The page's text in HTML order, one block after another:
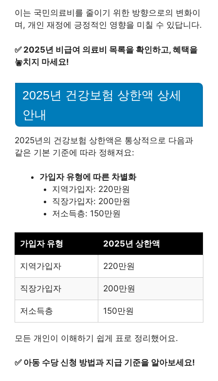
이는 국민의료비를 줄이기 위한 방향으로의 변화이
며, 개인 재정에 긍정적인 영향을 미칠 수 있답니다.
✅ 2025년 비급여 의료비 목록을 확인하고, 혜택을
놓치지 마세요!
2025년 건강보험 상한액 상세
안내
2025년의 건강보험 상한액은 통상적으로 다음과
같은 기본 기준에 따라 정해져요:
가입자 유형에 따른 차별화
지역가입자: 220만원
직장가입자: 200만원
저소득층: 150만원
가입자 유형 2025년 상한액
지역가입자 220만원
직장가입자 200만원
저소득층 150만원
모든 개인이 이해하기 쉽게 표로 정리했어요.
✅ 아동 수당 신청 방법과 지급 기준을 알아보세요!